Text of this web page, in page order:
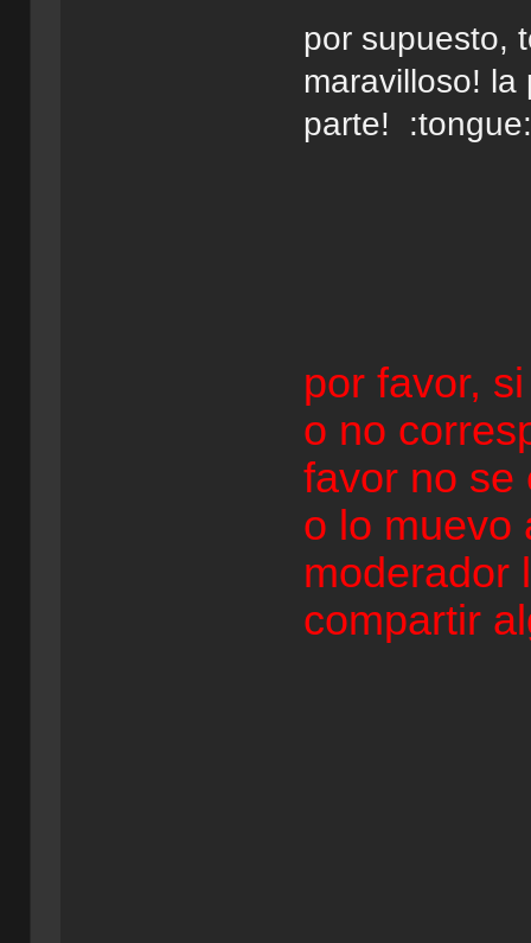
por supuesto,
maravilloso!
parte!
por favor,
o no
favor no se
o lo muevo
moderador
compartir